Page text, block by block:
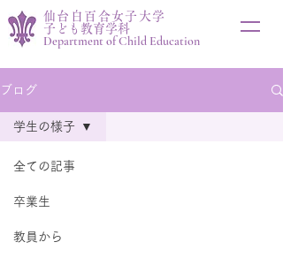
仙台白百合女子大学
子ども教育学科
Department of Child Education
ブログ
全ての記事
卒業生
教員から
学生の様子